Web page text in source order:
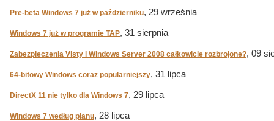
Pre-beta Windows 7 już w październiku, 29 września
Windows 7 już w programie TAP, 31 sierpnia
Zabezpieczenia Visty i Windows Server 2008 całkowicie rozbrojone?, 09
64-bitowy Windows coraz popularniejszy, 31 lipca
DirectX 11 nie tylko dla Windows 7, 29 lipca
Windows 7 według planu, 28 lipca